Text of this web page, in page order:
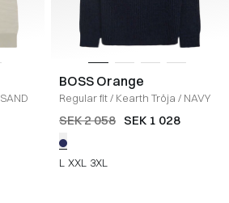
SAND
BOSS Orange
Regular fit/ Kearth Tröja / NAVY
SEK 2 058 SEK 1 028
L XXL 3XL